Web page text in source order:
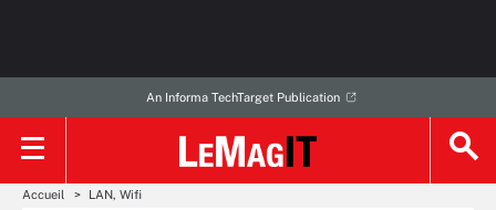
An Informa TechTarget Publication
Accueil LAN, Wifi